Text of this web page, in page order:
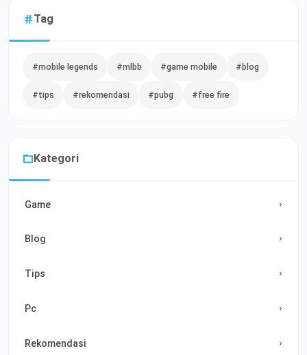
Tag
#mobile legends #mlbb #game mobile #blog
#tips #rekomendasi #pubg #free fire
Kategori
Game
Blog
Tips
Pc
Rekomendasi